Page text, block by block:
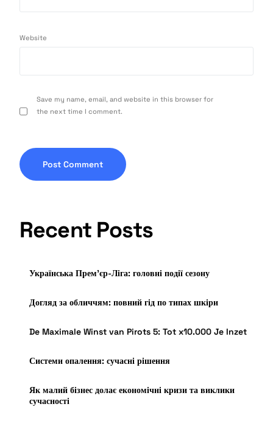
Website
Save my name, email, and website in this browser for
the next time I comment.
Recent Posts
Українська Прем’єр-Ліга: головні події сезону
Догляд за обличчям: повний гід по типах шкіри
De Maximale Winst van Pirots 5: Tot x10.000 Je Inzet
Системи опалення: сучасні рішення
Як малий бізнес долає економічні кризи та виклики
сучасності